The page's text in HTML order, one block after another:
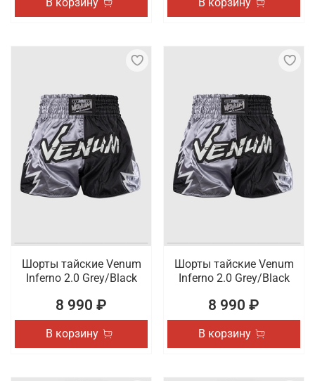
Шорты тайские Venum
Inferno 2.0 Grey/Black
8 990 ₽
В корзину
Шорты тайские Venum
Inferno 2.0 Grey/Black
8 990 ₽
В корзину